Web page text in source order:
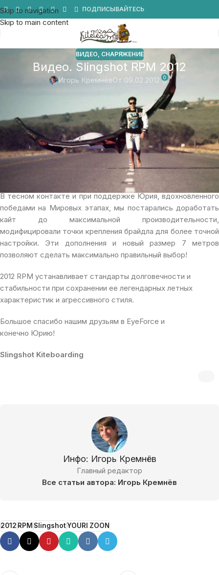
Skip to navigation
Skip to main content
ПОДПИСЫВАЙТЕСЬ
ВИДЕО, СНАРЯЖЕНИЕ
Видео. Slingshot RPM 2012
Игорь КремнёвОт 09.02.2012 0
RPM является кайтом «Открытого С типа», с которого
практически все и началось. Эта модель помогла Юрию
получить титул Чемпиона Мира PKRA, а также стать одним
из любимых кайтов для многих райдеров по всему миру и
всего за каких то несколько лет!
Опираясь на успех Open C кайта и запатентованной
технологии Strut Split от Slingshot, RPM восходит на
В тесном контакте и при поддержке Юрия, вдохновленного
победами на Мировых этапах, мы постарались доработать
кайт до максимальной производительности,
модифицировали точки крепления брайдла для более точной
настройки. Эти дополнения и новый размер 7 метров
позволяют сделать максимально правильный выбор!
2012 RPM устанавливает стандарты долговечности и
стабильности при сохранении ее легендарных летных
характеристик и агрессивного стиля.
Большое спасибо нашим друзьям в EyeForce и
конечно Юрию!
Slingshot Kiteboarding
Инфо: Игорь Кремнёв
Главный редактор
Все статьи автора: Игорь Кремнёв
2012RPM SlingshotYOURI ZOON